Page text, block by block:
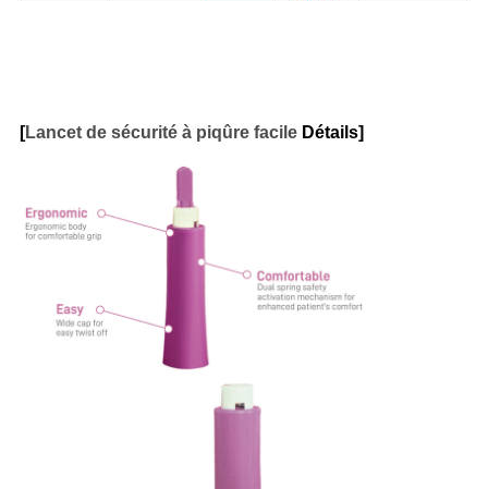
[Lancet de sécurité à piqûre facile Détails]